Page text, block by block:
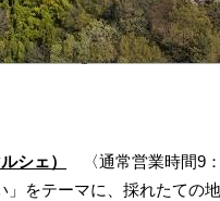
ルシェ）
〈通常営業時間9：
」をテーマに、採れたての